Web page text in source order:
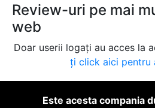
Review-uri pe mai
web
Doar userii logați au acces la
ți click aici pentru
Este acesta compania